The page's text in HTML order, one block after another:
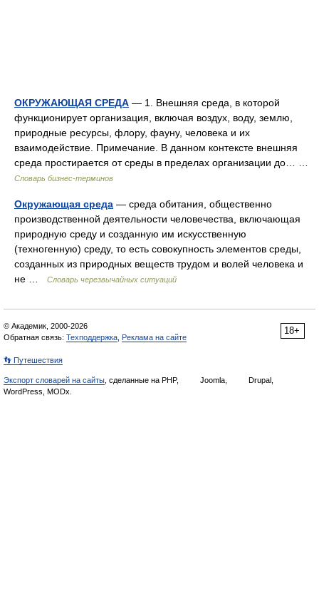
ОКРУЖАЮЩАЯ СРЕДА — 1. Внешняя среда, в которой
функционирует организация, включая воздух, воду, землю,
природные ресурсы, флору, фауну, человека и их
взаимодействие. Примечание. В данном контексте внешняя
среда простирается от среды в пределах организации до… …
Словарь бизнес-терминов
Окружающая среда — среда обитания, общественно
производственной деятельности человечества, включающая
природную среду и созданную им искусственную
(техногенную) среду, то есть совокупность элементов среды,
созданных из природных веществ трудом и волей человека и
не …
Словарь черезвычайных ситуаций
18+
© Академик, 2000-2026
Обратная связь: Техподдержка Реклама на сайте
👣 Путешествия
Экспорт словарей на сайты , сделанные на PHP, Joomla,
Drupal,
WordPress, MODx.